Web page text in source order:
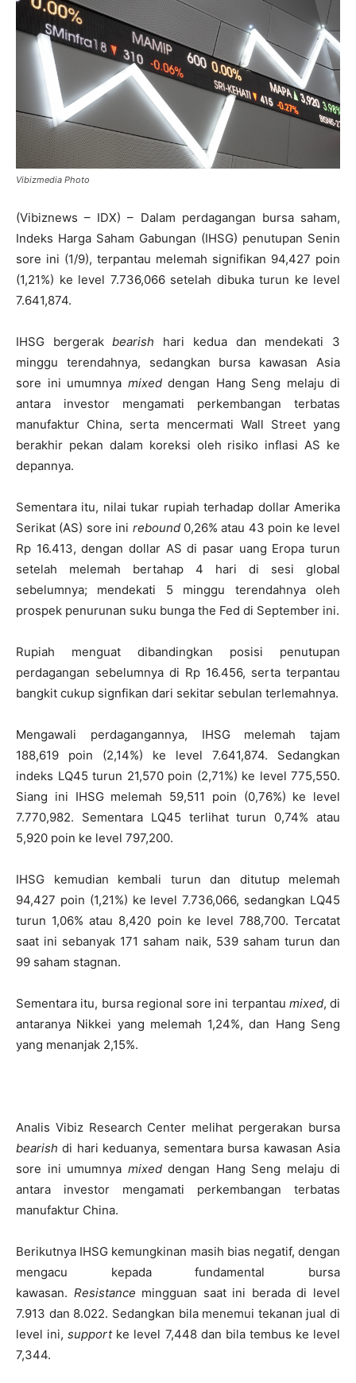
Vibizmedia Photo
(Vibiznews – IDX) – Dalam perdagangan bursa saham,
Indeks Harga Saham Gabungan (IHSG) penutupan Senin
sore ini (1/9), terpantau melemah signifikan 94,427 poin
(1,21%) ke level 7.736,066 setelah dibuka turun ke level
7.641,874.
IHSG bergerakbearish hari kedua dan mendekati 3
minggu terendahnya, sedangkan bursa kawasan Asia
sore ini umumnya mixeddengan Hang Seng melaju di
antara investor mengamati perkembangan terbatas
manufaktur China, serta mencermati Wall Street yang
berakhir pekan dalam koreksi oleh risiko inflasi AS ke
depannya.
Sementara itu, nilai tukar rupiah terhadap dollar Amerika
Serikat (AS) sore ini rebound0,26% atau 43 poin ke level
Rp 16.413, dengan dollar AS di pasar uang Eropa turun
setelah melemah bertahap 4 hari di sesi global
sebelumnya; mendekati 5 minggu terendahnya oleh
prospek penurunan suku bunga the Fed di September ini.
Rupiah menguat dibandingkan posisi penutupan
perdagangan sebelumnya di Rp 16.456, serta terpantau
bangkit cukup signfikan dari sekitar sebulan terlemahnya.
Mengawali perdagangannya, IHSG melemah tajam
188,619 poin (2,14%) ke level 7.641,874. Sedangkan
indeks LQ45 turun 21,570 poin (2,71%) ke level 775,550.
Siang ini IHSG melemah 59,511 poin (0,76%) ke level
7.770,982. Sementara LQ45 terlihat turun 0,74% atau
5,920 poin ke level 797,200.
IHSG kemudian kembali turun dan ditutup melemah
94,427 poin (1,21%) ke level 7.736,066, sedangkan LQ45
turun 1,06% atau 8,420 poin ke level 788,700. Tercatat
saat ini sebanyak 171 saham naik, 539 saham turun dan
99 saham stagnan.
Sementara itu, bursa regional sore ini terpantau mixed, di
antaranya Nikkei yang melemah 1,24%, dan Hang Seng
yang menanjak 2,15%.
Analis Vibiz Research Center melihat pergerakan bursa
bearish di hari keduanya, sementara bursa kawasan Asia
sore ini umumnya mixeddengan Hang Seng melaju di
antara investor mengamati perkembangan terbatas
manufaktur China.
Berikutnya IHSG kemungkinan masih bias negatif, dengan
mengacu kepada fundamental bursa
kawasan. Resistance mingguan saat ini berada di level
7.913 dan 8.022. Sedangkan bila menemui tekanan jual di
level ini,supportke level 7,448 dan bila tembus ke level
7,344.